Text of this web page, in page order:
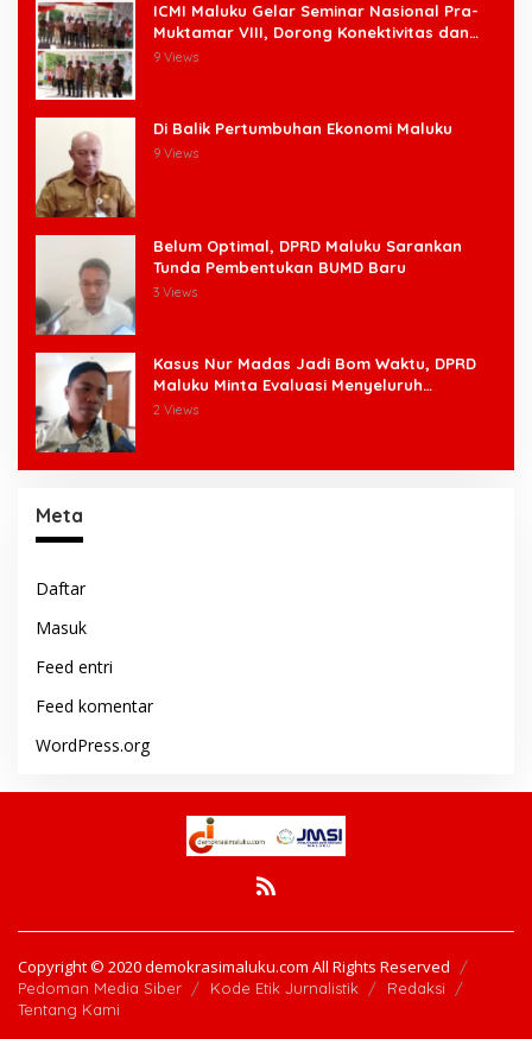
ICMI Maluku Gelar Seminar Nasional Pra-
Muktamar VIII, Dorong Konektivitas dan
Ketahanan Pangan di Wilayah Kepulauan
9 Views
Di Balik Pertumbuhan Ekonomi Maluku
9 Views
Belum Optimal, DPRD Maluku Sarankan
3 Views
Kasus Nur Madas Jadi Bom Waktu, DPRD
Maluku Minta Evaluasi Menyeluruh
Pengangkatan Pengangkatan Pejabat
2 Views
Meta
Daftar
Masuk
Feed entri
Feed komentar
WordPress.org
Copyright © 2020 demokrasimaluku.com All Rights Reserved
Pedoman Media Siber Kode Etik Jurnalistik
Redaksi
Tentang Kami